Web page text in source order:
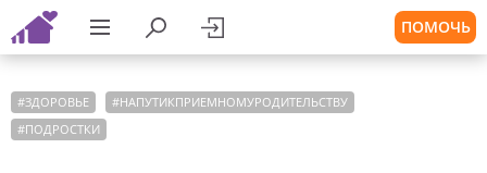
ПОМОЧЬ
#ЗДОРОВЬЕ #НАПУТИКПРИЕМНОМУРОДИТЕЛЬСТВУ
#ПОДРОСТКИ